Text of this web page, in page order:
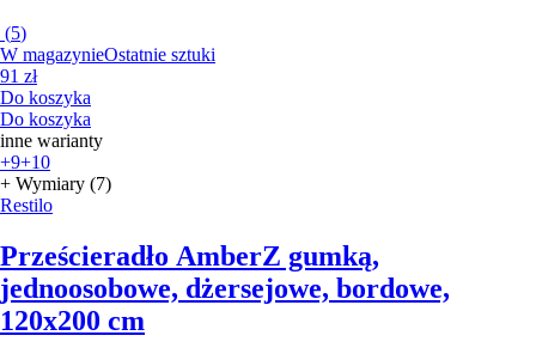
(5)
W magazynieOstatnie sztuki
91 zł
Do koszyka
Do koszyka
inne warianty
+9+10
+ Wymiary (7)
Restilo
Prześcieradło AmberZ gumką,
jednoosobowe, dżersejowe, bordowe,
120x200 cm